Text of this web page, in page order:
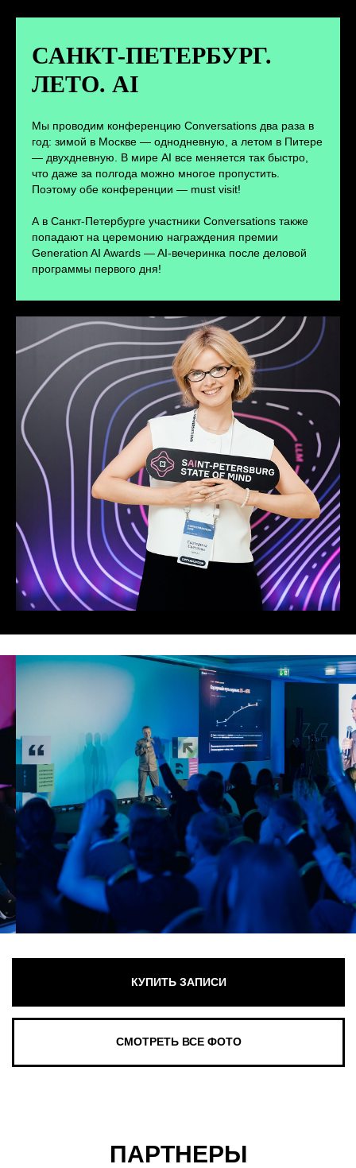
САНКТ-ПЕТЕРБУРГ.
ЛЕТО. AI
Мы проводим конференцию Conversations два раза в
год: зимой в Москве — однодневную, а летом в Питере
— двухдневную. В мире AI все меняется так быстро,
что даже за полгода можно многое пропустить.
Поэтому обе конференции — must visit!
А в Санкт-Петербурге участники Conversations также
попадают на церемонию награждения премии
Generation AI Awards — AI-вечеринка после деловой
программы первого дня!
ПАРТНЕРЫ
ПЕРЕЙТИ